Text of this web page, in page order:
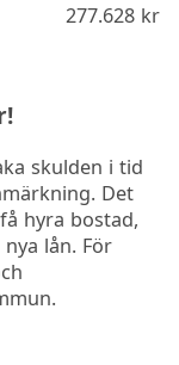
277.628kr
skulden i tid
Det
hyra bostad,
lån. För